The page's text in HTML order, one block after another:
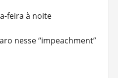
feira à noite
nesse “impeachment”